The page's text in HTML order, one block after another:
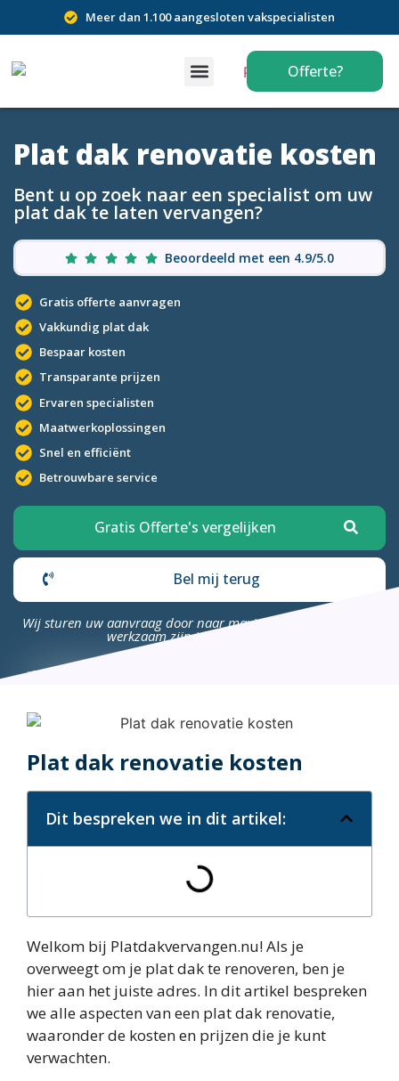
Meer dan 1.100 aangesloten vakspecialisten
Offerte?
Plat dak renovatie kosten
Bent u op zoek naar een specialist om uw
plat dak te laten vervangen?
Beoordeeld met een 4.9/5.0
Gratis offerte aanvragen
Vakkundig plat dak
Bespaar kosten
Transparante prijzen
Ervaren specialisten
Maatwerkoplossingen
Snel en efficiënt
Betrouwbare service
Gratis Offerte's vergelijken
Bel mij terug
Wij sturen uw aanvraag door naar maximaal 4 bedrijven die
werkzaam zijn in uw omgeving.
Plat dak renovatie kosten
Dit bespreken we in dit artikel:
Welkom bij Platdakvervangen.nu! Als je
overweegt om je plat dak te renoveren, ben je
hier aan het juiste adres. In dit artikel bespreken
we alle aspecten van een plat dak renovatie,
waaronder de kosten en prijzen die je kunt
verwachten.